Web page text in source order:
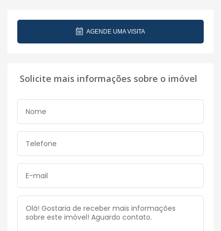
AGENDE UMA VISITA
Solicite mais informações sobre o imóvel